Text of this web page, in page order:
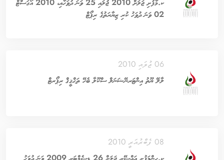
02 ވަނަ ދުވަހު ކުރި ޒިޔާރަތުގެ ރިޕޯޓް
06 ޖުލައި 2010
ލާލޭ ޔޫތު އިންޓަރނޭޝަނަލް ސްކޫލާ ބެހޭ ތަޙްޤީޤް ރިޕޯރޓް
08 ފެބްރުއަރީ 2010
ކ.ހިންމަފުށީ އައްސޭރި ޖަލަށް 26 ޑިސެމްބަރ 2009 ވަނަ ދުވަހު